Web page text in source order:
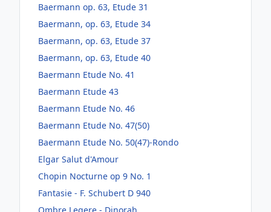
Baermann op. 63, Etude 31
Baermann, op. 63, Etude 34
Baermann, op. 63, Etude 37
Baermann, op. 63, Etude 40
Baermann Etude No. 41
Baermann Etude 43
Baermann Etude No. 46
Baermann Etude No. 47(50)
Baermann Etude No. 50(47)-Rondo
Elgar Salut d'Amour
Chopin Nocturne op 9 No. 1
Fantasie - F. Schubert D 940
Ombre Legere - Dinorah